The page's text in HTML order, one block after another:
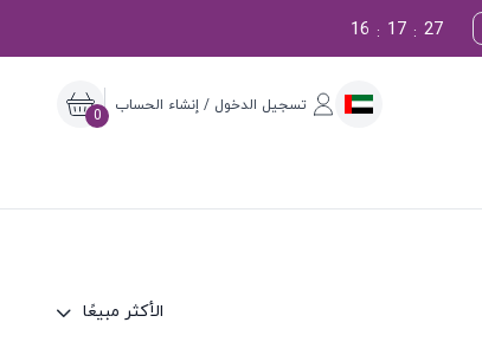
26
:
17
:
16
تسجيل الدخول / إنشاء الحساب
0
الأكثر مبيعًا